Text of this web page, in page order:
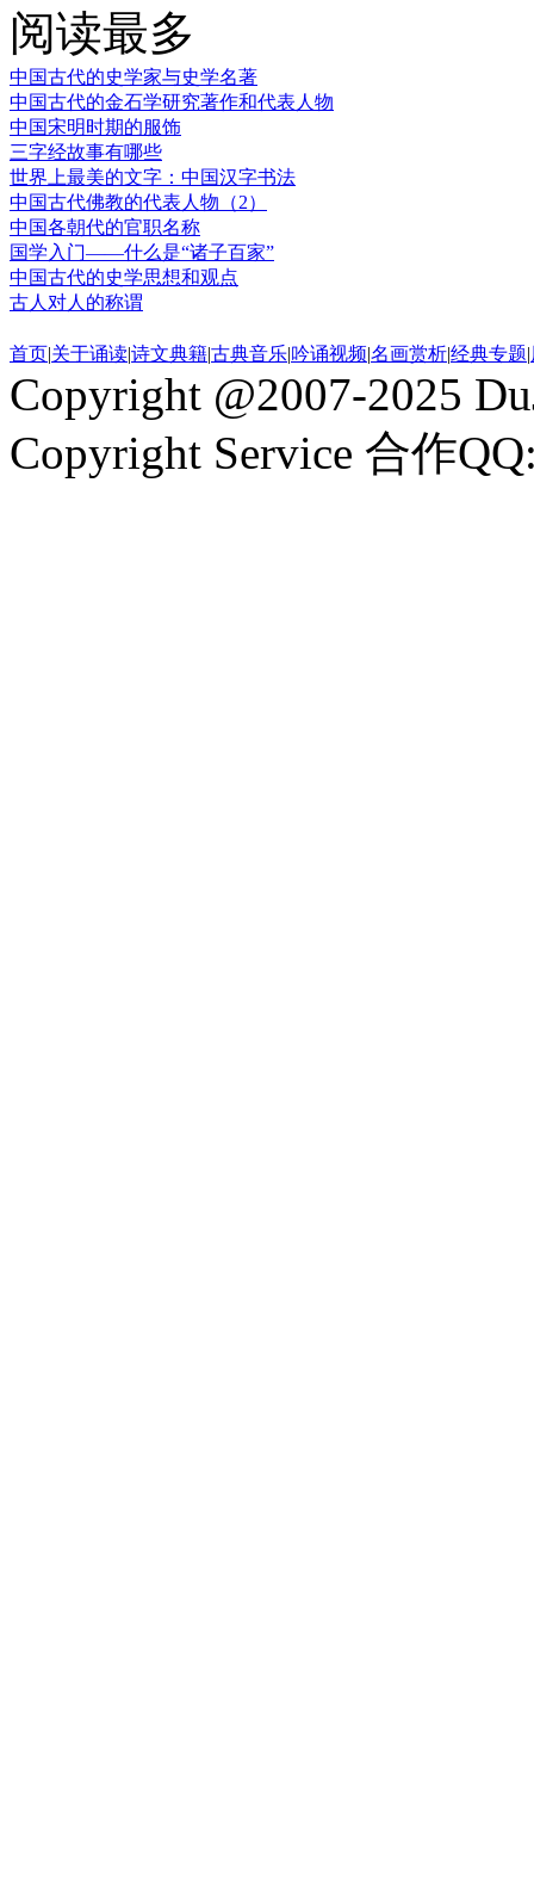
阅读最多
中国古代的史学家与史学名著
中国古代的金石学研究著作和代表人物
中国宋明时期的服饰
三字经故事有哪些
世界上最美的文字：中国汉字书法
中国古代佛教的代表人物（2）
中国各朝代的官职名称
国学入门——什么是“诸子百家”
中国古代的史学思想和观点
古人对人的称谓
首页|关于诵读|诗文典籍|古典音乐|吟诵视频|名画赏析|经典专题|
Copyright @2007-2025
Copyright Service 合作